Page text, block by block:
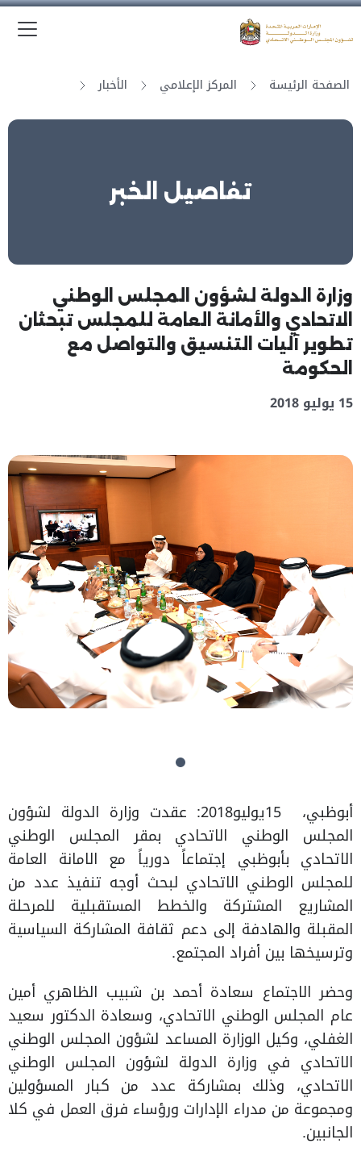
الصفحة الرئيسة المركز الإعلامي الأخبار
تفاصيل الخبر
وزارة الدولة لشؤون المجلس الوطني
الاتحادي والأمانة العامة للمجلس تبحثان
تطوير آليات التنسيق والتواصل مع
الحكومة
15 يوليو 2018
أبوظبي، 15يوليو2018: عقدت وزارة الدولة لشؤون
المجلس الوطني الاتحادي بمقر المجلس الوطني
الاتحادي بأبوظبي إجتماعاً دورياً مع الامانة العامة
للمجلس الوطني الاتحادي لبحث أوجه تنفيذ عدد من
المشاريع المشتركة والخطط المستقبلية للمرحلة
المقبلة والهادفة إلى دعم ثقافة المشاركة السياسية
وترسيخها بين أفراد المجتمع.
وحضر الاجتماع سعادة أحمد بن شبيب الظاهري أمين
عام المجلس الوطني الاتحادي، وسعادة الدكتور سعيد
الغفلي، وكيل الوزارة المساعد لشؤون المجلس الوطني
الاتحادي في وزارة الدولة لشؤون المجلس الوطني
الاتحادي، وذلك بمشاركة عدد من كبار المسؤولين
ومجموعة من مدراء الإدارات ورؤساء فرق العمل في كلا
الجانبين.